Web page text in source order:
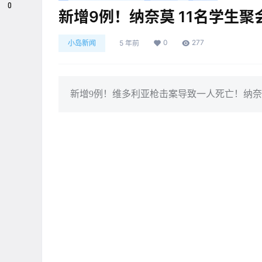
新增9例！纳奈莫 11名学生
小岛新闻 5 年前 0 277
新增9例！维多利亚枪击案导致一人死亡！纳
0